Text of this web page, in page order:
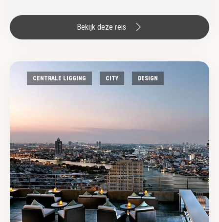
Bekijk deze reis
CENTRALE LIGGING CITY DESIGN